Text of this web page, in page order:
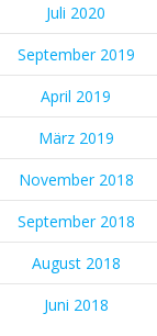
Juli 2020
September 2019
April 2019
März 2019
November 2018
September 2018
August 2018
Juni 2018